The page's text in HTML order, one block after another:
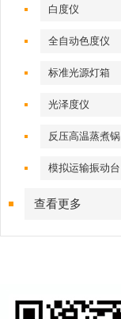
白度仪
全自动色度仪
标准光源灯箱
光泽度仪
反压高温蒸煮锅
模拟运输振动台
查看更多